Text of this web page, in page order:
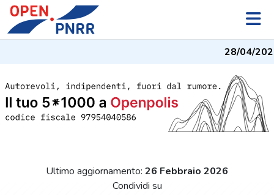
28/04/2026
Ultimo aggiornamento: 26 Febbraio 2026
Condividi su